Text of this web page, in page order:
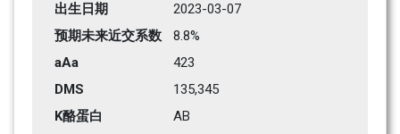
出生日期
2023-03-07
预期未来近交系数
8.8%
aAa
423
DMS
135,345
K酪蛋白
AB